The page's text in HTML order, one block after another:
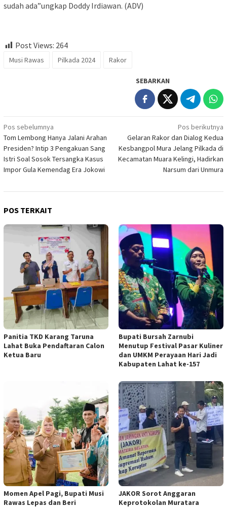
sudah ada”ungkap Doddy Irdiawan. (ADV)
Post Views: 264
Musi Rawas Pilkada 2024 Rakor
SEBARKAN
Navigasi
pos
Pos sebelumnya
Tom Lembong Hanya Jalani Arahan
Presiden? Intip 3 Pengakuan Sang
Istri Soal Sosok Tersangka Kasus
Impor Gula Kemendag Era Jokowi
Pos berikutnya
Gelaran Rakor dan Dialog Kedua
Kesbangpol Mura Jelang Pilkada di
Kecamatan Muara Kelingi, Hadirkan
Narsum dari Unmura
POS TERKAIT
Panitia TKD Karang Taruna
Lahat Buka Pendaftaran Calon
Ketua Baru
Bupati Bursah Zarnubi
Menutup Festival Pasar Kuliner
dan UMKM Perayaan Hari Jadi
Kabupaten Lahat ke-157
Momen Apel Pagi, Bupati Musi
Rawas Lepas dan Beri
JAKOR Sorot Anggaran
Keprotokolan Muratara